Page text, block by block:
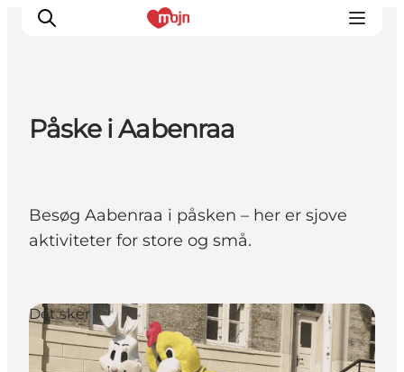
Det sker
Overnatning
Påske i Aabenraa
Besøg Aabenraa i påsken – her er sjove
aktiviteter for store og små.
Det sker